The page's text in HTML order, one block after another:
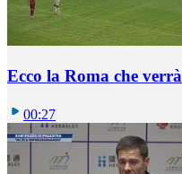
Ecco la Roma che verrà
00:27